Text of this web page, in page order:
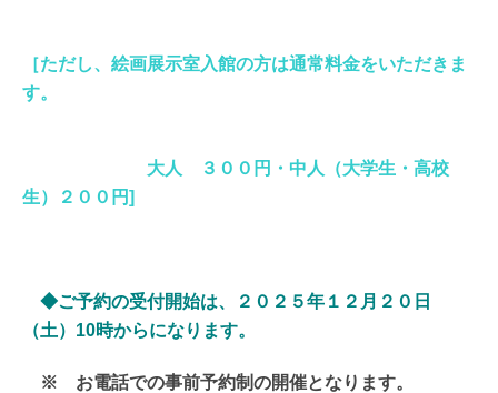
［ただし、絵画展示室入館の方は通常料金をいただきま
す。
大人 ３００円・中人（大学生・高校
生）２００円]
◆ご予約の受付開始は、２０２５年１２月２０ 日
（土）10時からになります。
※ お電話での事前予約制の開催となります。